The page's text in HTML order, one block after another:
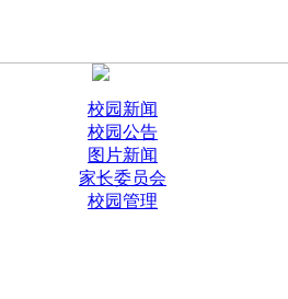
校园新闻
校园公告
图片新闻
家长委员会
校园管理